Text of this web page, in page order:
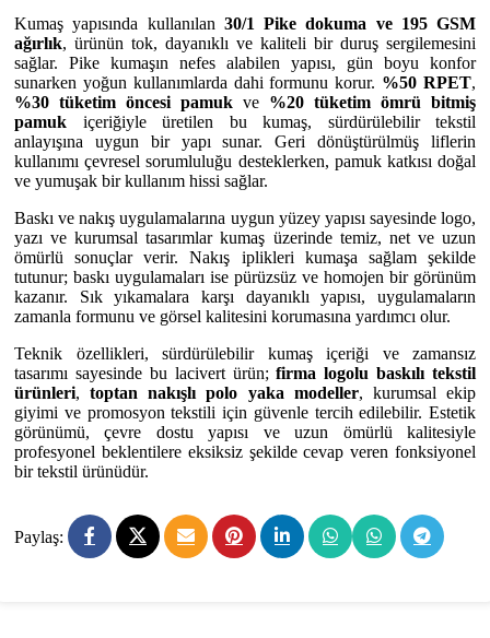
Kumaş yapısında kullanılan 30/1 Pike dokuma ve 195 GSM
ağırlık, ürünün tok, dayanıklı ve kaliteli bir duruş sergilemesini
sağlar. Pike kumaşın nefes alabilen yapısı, gün boyu konfor
sunarken yoğun kullanımlarda dahi formunu korur. %50 RPET,
%30 tüketim öncesi pamuk ve %20 tüketim ömrü bitmiş
pamuk içeriğiyle üretilen bu kumaş, sürdürülebilir tekstil
anlayışına uygun bir yapı sunar. Geri dönüştürülmüş liflerin
kullanımı çevresel sorumluluğu desteklerken, pamuk katkısı doğal
ve yumuşak bir kullanım hissi sağlar.
Baskı ve nakış uygulamalarına uygun yüzey yapısı sayesinde logo,
yazı ve kurumsal tasarımlar kumaş üzerinde temiz, net ve uzun
ömürlü sonuçlar verir. Nakış iplikleri kumaşa sağlam şekilde
tutunur; baskı uygulamaları ise pürüzsüz ve homojen bir görünüm
kazanır. Sık yıkamalara karşı dayanıklı yapısı, uygulamaların
zamanla formunu ve görsel kalitesini korumasına yardımcı olur.
Teknik özellikleri, sürdürülebilir kumaş içeriği ve zamansız
tasarımı sayesinde bu lacivert ürün;firma logolu baskılı tekstil
ürünleri,toptan nakışlı polo yaka modeller, kurumsal ekip
giyimi ve promosyon tekstili için güvenle tercih edilebilir. Estetik
görünümü, çevre dostu yapısı ve uzun ömürlü kalitesiyle
profesyonel beklentilere eksiksiz şekilde cevap veren fonksiyonel
bir tekstil ürünüdür.
Paylaş: